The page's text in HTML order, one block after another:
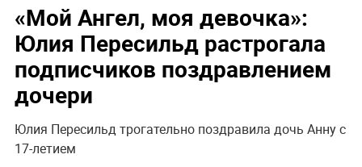
«Мой Ангел, моя девочка»:
Юлия Пересильд растрогала
подписчиков поздравлением
дочери
Юлия Пересильд трогательно поздравила дочь Анну с
17-летием